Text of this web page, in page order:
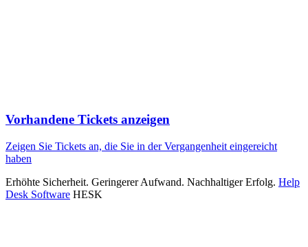
Vorhandene Tickets anzeigen
Zeigen Sie Tickets an, die Sie in der Vergangenheit eingereicht
haben
Erhöhte Sicherheit. Geringerer Aufwand. Nachhaltiger Erfolg. Help
Desk Software HESK